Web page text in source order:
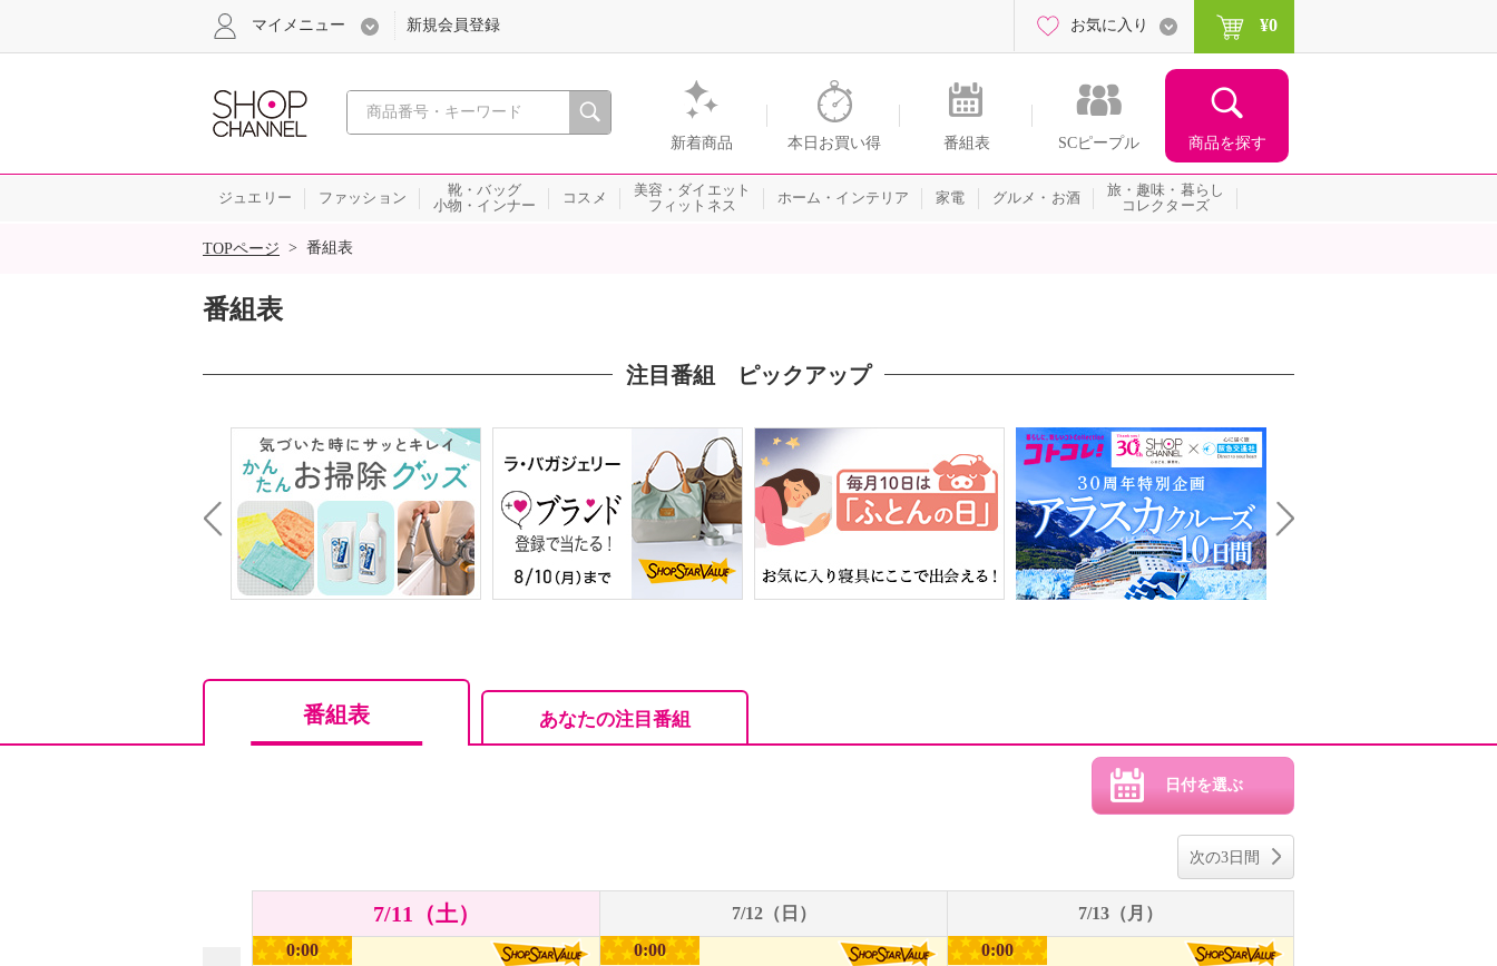
心おどる、瞬間を。通販・テレビショッピングのショップチャンネル
新着商品 本日お買い得 番組表 SCピープル 商品を探す
マイメニュー 新規会員登録 お気に入り ¥0
ジュエリー ファッション
靴・バッグ
小物・インナー
コスメ
美容・ダイエット
フィットネス
ホーム・インテリア 家電 グルメ・お酒
旅・趣味・暮らし
コレクターズ
SALE
TOPページ > 番組表
番組表
注目番組 ピックアップ
Next
番組表 あなたの注目番組
次の3日間
7/11（土） 7/12（日） 7/13（月）
0:00 0:00 0:00